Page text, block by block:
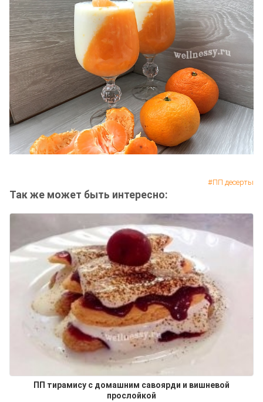
ПП десерты
Так же может быть интересно:
ПП тирамису с домашним савоярди и вишневой
прослойкой